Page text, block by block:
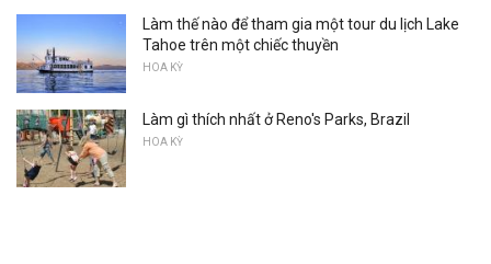
Làm thế nào để tham gia một tour du lịch Lake
Tahoe trên một chiếc thuyền
HOA KỲ
Làm gì thích nhất ở Reno's Parks, Brazil
HOA KỲ